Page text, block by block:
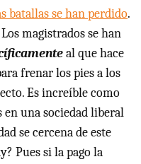
batallas se han perdido.
magistrados se han
al que hace
frenar los pies a los
Es increíble como
una sociedad liberal
se cercena de este
Pues si la pago la